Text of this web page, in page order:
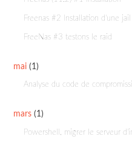
Freenas #2 Installation d'une
FreeNas #3 testons le raid
mai (1)
Analyse du code de
mars (1)
Powershell, migrer le serveur